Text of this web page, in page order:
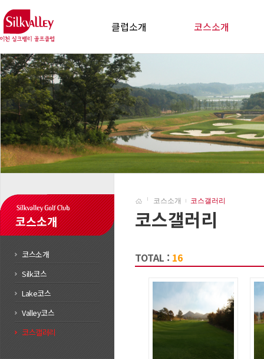
클럽소개 코스소개
코스소개
코스소개
Silk코스
Lake코스
Valley코스
코스갤러리
코스소개 코스갤러리
코스갤러리
TOTAL : 16